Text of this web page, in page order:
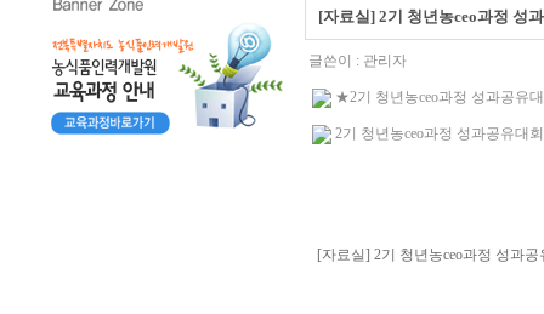
[자료실] 2기 청년농ceo과정 성
글쓴이 : 관리자
★2기 청년농ceo과정 성과공유
2기 청년농ceo과정 성과공유대
[자료실] 2기 청년농ceo과정 성과